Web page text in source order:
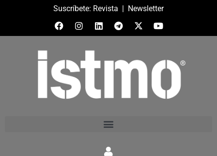
Suscríbete: Revista | Newsletter